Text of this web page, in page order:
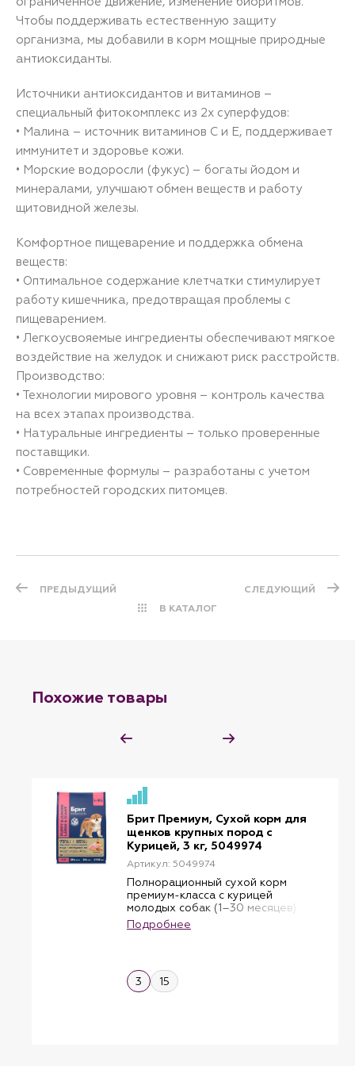
Чтобы поддерживать естественную защиту
организма, мы добавили в корм мощные природные
антиоксиданты.
Источники антиоксидантов и витаминов –
специальный фитокомплекс из 2х суперфудов:
• Малина – источник витаминов C и E, поддерживает
иммунитет и здоровье кожи.
• Морские водоросли (фукус) – богаты йодом и
минералами, улучшают обмен веществ и работу
щитовидной железы.
Комфортное пищеварение и поддержка обмена
веществ:
• Оптимальное содержание клетчатки стимулирует
работу кишечника, предотвращая проблемы с
пищеварением.
• Легкоусвояемые ингредиенты обеспечивают мягкое
воздействие на желудок и снижают риск расстройств.
Производство:
• Технологии мирового уровня – контроль качества
на всех этапах производства.
• Натуральные ингредиенты – только проверенные
поставщики.
• Современные формулы – разработаны с учетом
потребностей городских питомцев.
ПРЕДЫДУЩИЙ
В КАТАЛОГ
СЛЕДУЮЩИЙ
Похожие товары
Брит Премиум, Сухой корм для
щенков крупных пород с
Курицей, 3 кг, 5049974
Артикул: 5049974
Полнорационный сухой корм
премиум-класса с курицей
молодых собак (1–30 месяцев)
крупных пород (25–90 кг), 3 кг
Brit Premium — корм премиум
курицы 14%. Состав идеально
сбалансирован и отвечает всем
потребностям в зависимости от
Подробнее
3 15